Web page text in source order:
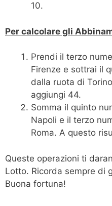
10.
Per calcolare gli
Prendi il terzo
Firenze e sottrai il
dalla ruota di
aggiungi 44.
Somma il quinto
Napoli e il terzo
Roma. A questo
Queste operazioni ti
Lotto. Ricorda sempre di
Buona fortuna!